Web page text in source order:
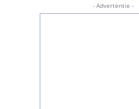
- Advertentie -